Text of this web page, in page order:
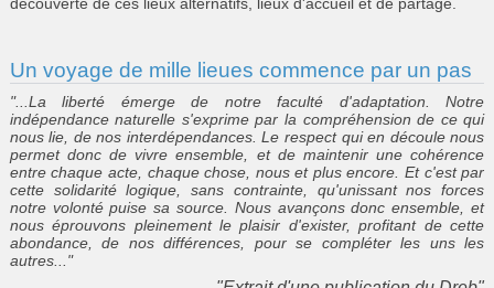
Un voyage de mille lieues commence par un pas
"...La liberté émerge de notre faculté d'adaptation. Notre
indépendance naturelle s'exprime par la compréhension de ce qui
nous lie, de nos interdépendances. Le respect qui en découle nous
permet donc de vivre ensemble, et de maintenir une cohérence
entre chaque acte, chaque chose, nous et plus encore. Et c'est par
cette solidarité logique, sans contrainte, qu'unissant nos forces
notre volonté puise sa source. Nous avançons donc ensemble, et
nous éprouvons pleinement le plaisir d'exister, profitant de cette
abondance, de nos différences, pour se compléter les uns les
autres..."